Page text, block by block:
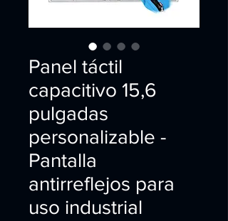
Panel táctil
capacitivo 15,6
pulgadas
personalizable -
Pantalla
antirreflejos para
uso industrial